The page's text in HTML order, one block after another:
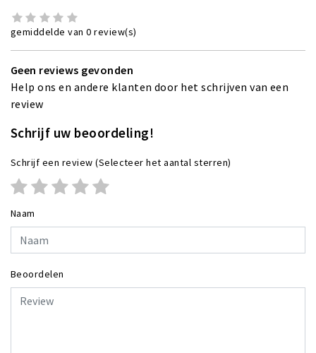
gemiddelde van 0 review(s)
Geen reviews gevonden
Help ons en andere klanten door het schrijven van een
review
Schrijf uw beoordeling!
Schrijf een review (Selecteer het aantal sterren)
Naam
Beoordelen